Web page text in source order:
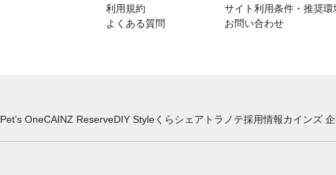
利用規約
よくある質問
サイト利用条件・推奨環
お問い合わせ
Pet’s OneCAINZ ReserveDIY Styleくらシェア トラノテ採用情報カインズ